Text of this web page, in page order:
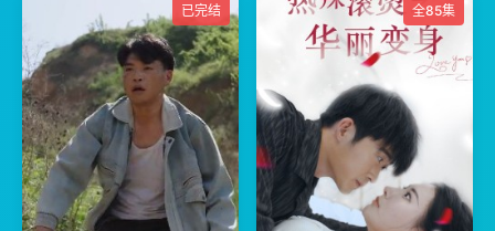
已完结 全85集